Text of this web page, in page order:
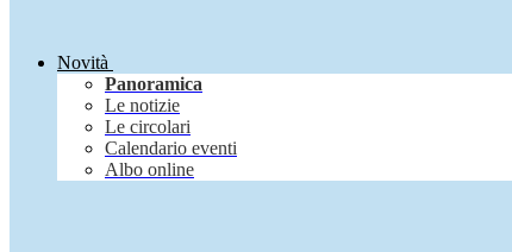
Novità
Panoramica
Le notizie
Le circolari
Calendario eventi
Albo online